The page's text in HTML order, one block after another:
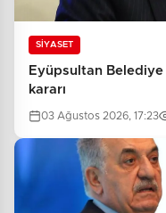
SİYASET
Eyüpsultan Belediye
kararı
03 Ağustos 2026, 17:23